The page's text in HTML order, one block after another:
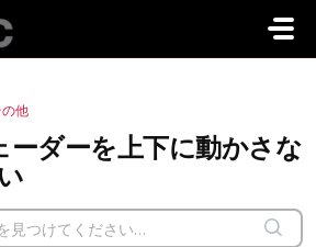
動
他
ダーを上下に動かさな